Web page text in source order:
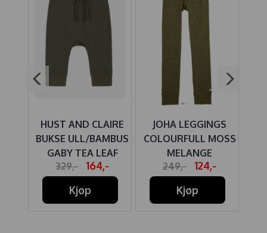
HUST AND CLAIRE
BUKSE ULL/BAMBUS
GABY TEA LEAF
329,-
164,-
Kjøp
JOHA LEGGINGS
COLOURFULL MOSS
MELANGE
249,-
124,-
Kjøp